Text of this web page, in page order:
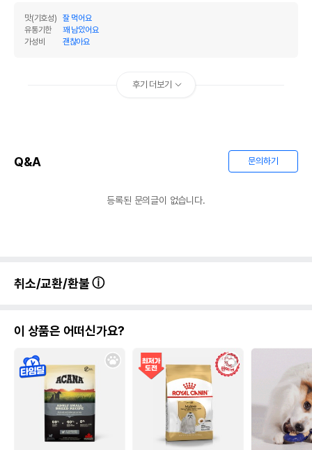
맛(기호성)
잘 먹어요
유통기한
꽤 남았어요
가성비
괜찮아요
후기 더보기
Q&A 문의하기
등록된 문의글이 없습니다.
취소/교환/환불
이 상품은 어떠신가요?